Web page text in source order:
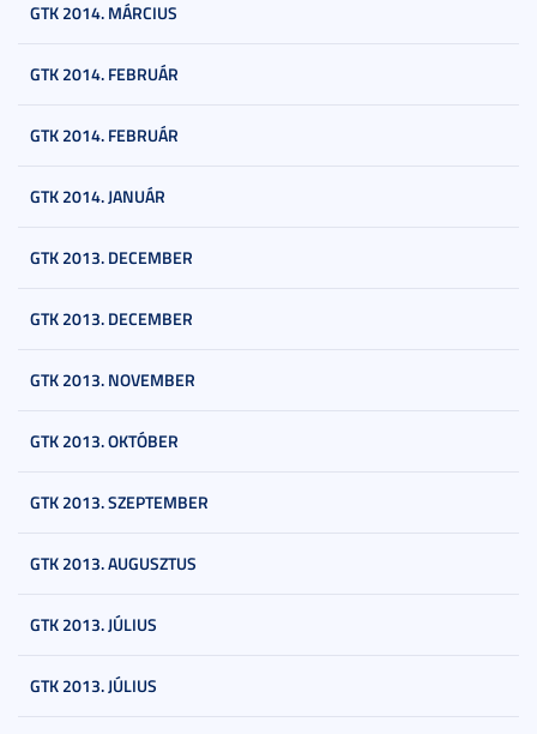
GTK 2014. MÁRCIUS
GTK 2014. FEBRUÁR
GTK 2014. FEBRUÁR
GTK 2014. JANUÁR
GTK 2013. DECEMBER
GTK 2013. DECEMBER
GTK 2013. NOVEMBER
GTK 2013. OKTÓBER
GTK 2013. SZEPTEMBER
GTK 2013. AUGUSZTUS
GTK 2013. JÚLIUS
GTK 2013. JÚLIUS